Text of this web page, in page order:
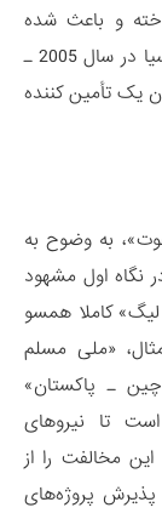
و باعث شده
است تا «لشکر طیبه» بتواند در جریان سونامی آسیا در سال 2005 ـ
خود را به عنوان یک تأمین کننده
اکتبر 2017 مجله «دعوت»، به وضوح به
نگاه اول مشهود
کاملا همسو
«ملی مسلم
ـ پاکستان»
تا نیروهای
مخالفت را از
پروژه‌های